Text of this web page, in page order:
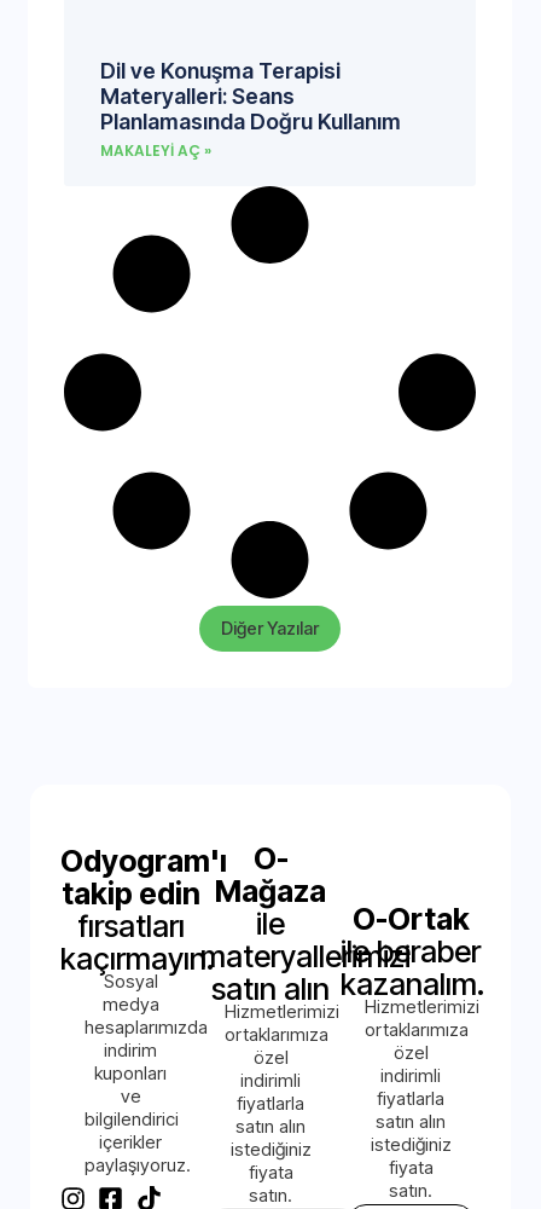
Dil ve Konuşma Terapisi
Materyalleri: Seans
Planlamasında Doğru Kullanım
MAKALEYI AÇ »
Diğer Yazılar
Odyogram'ı
takip edin
fırsatları
kaçırmayın.
Sosyal
medya
hesaplarımızda
indirim
kuponları
ve
bilgilendirici
içerikler
paylaşıyoruz.
O-
Mağaza
ile
materyallerimizi
satın alın
Hizmetlerimizi
ortaklarımıza
özel
indirimli
fiyatlarla
satın alın
istediğiniz
fiyata
satın.
O-Ortak
ile beraber
kazanalım.
Hizmetlerimizi
ortaklarımıza
özel
indirimli
fiyatlarla
satın alın
istediğiniz
fiyata
satın.